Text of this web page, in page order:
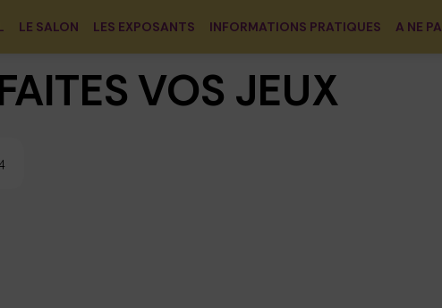
LE SALON LES EXPOSANTS INFORMATIONS PRATIQUES A NE
VOS JEUX